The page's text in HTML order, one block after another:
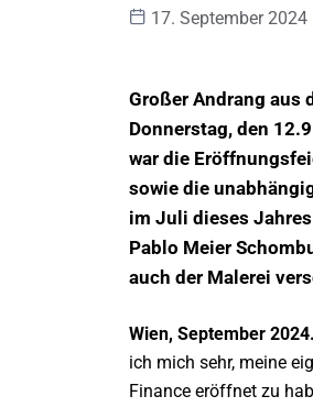
17. September 2024
Großer Andrang aus
Donnerstag, den
war die
sowie die
im Juli dieses
Pablo Meier
auch der Malerei
Wien, September 2024.
ich mich sehr, meine
Finance eröffnet zu